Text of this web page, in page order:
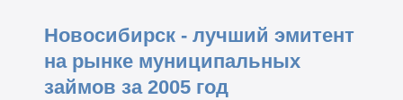
Новосибирск - лучший эмитент
на рынке муниципальных
займов за 2005 год